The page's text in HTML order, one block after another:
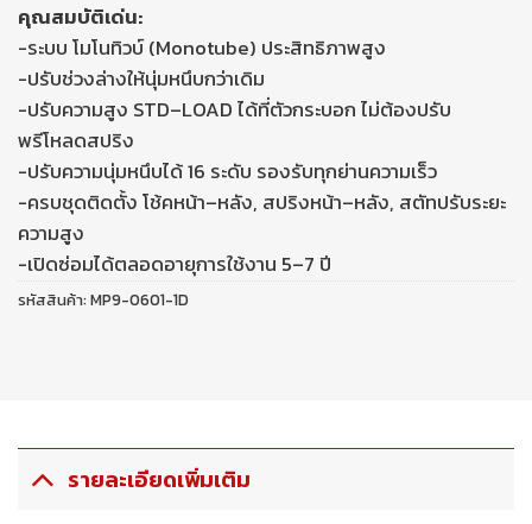
คุณสมบัติเด่น:
-ระบบ โมโนทิวบ์ (Monotube) ประสิทธิภาพสูง
-ปรับช่วงล่างให้นุ่มหนึบกว่าเดิม
-ปรับความสูง STD–LOAD ได้ที่ตัวกระบอก ไม่ต้องปรับ
พรีโหลดสปริง
-ปรับความนุ่มหนึบได้ 16 ระดับ รองรับทุกย่านความเร็ว
-ครบชุดติดตั้ง โช้คหน้า–หลัง, สปริงหน้า–หลัง, สตัทปรับระยะ
ความสูง
-เปิดซ่อมได้ตลอดอายุการใช้งาน 5–7 ปี
รหัสสินค้า:MP9-0601-1D
รายละเอียดเพิ่มเติม